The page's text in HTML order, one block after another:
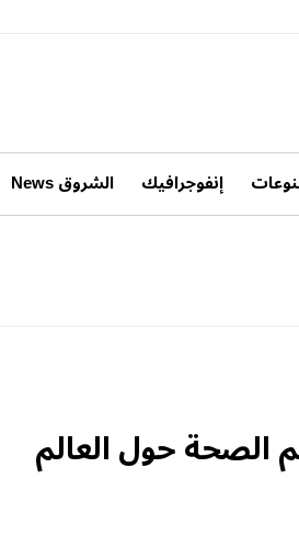
إنفوجرافيك الشروق News
الصحة حول العالم